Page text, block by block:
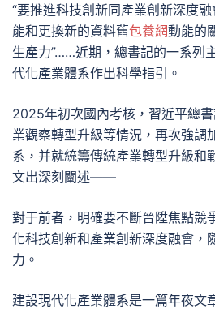
“要推進科技創新同產業創新深度
能和更換新的資料舊包養網動能的
生產力”……近期，總書記的一系列
代化產業體系作出科學指引。
2025年初次國內考核，習近平總
業觀察轉型升級等情況，再次強調
系，并就統籌傳統產業轉型升級和
文出深刻闡述——
對于前者，明確要不斷晉陞焦點競
化科技創新和產業創新深度融會，
力。
建設現代化產業體系是一篇年夜文